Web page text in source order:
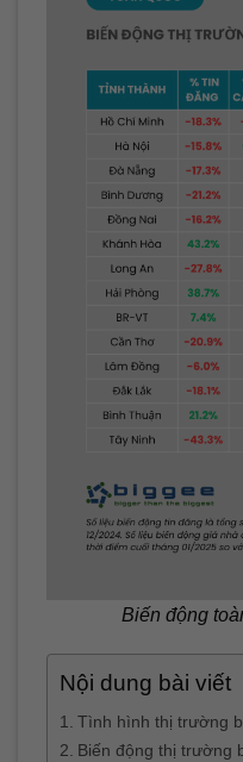
Biến động
Nội dung bài viết
Tình hình thị trường
Biến động thị trường